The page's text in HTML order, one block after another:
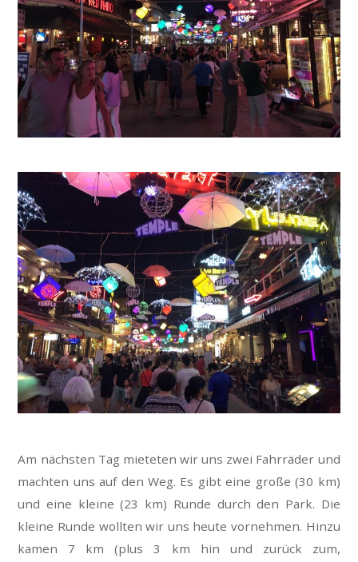
Am nächsten Tag mieteten wir uns zwei Fahrräder und
machten uns auf den Weg. Es gibt eine große (30 km)
und eine kleine (23 km) Runde durch den Park. Die
kleine Runde wollten wir uns heute vornehmen. Hinzu
kamen 7 km (plus 3 km hin und zurück zum,